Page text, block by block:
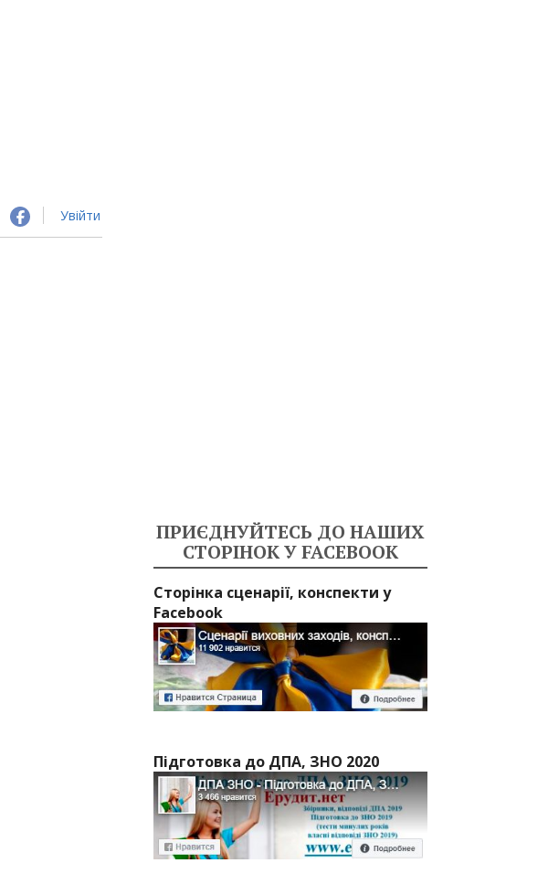
Увійти
ПРИЄДНУЙТЕСЬ ДО НАШИХ
СТОРІНОК У FACEBOOK
Сторінка сценарії, конспекти у
Facebook
Підготовка до ДПА, ЗНО 2020